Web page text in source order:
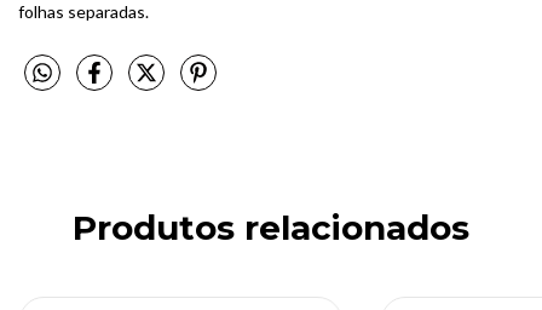
folhas separadas.
Produtos relacionados